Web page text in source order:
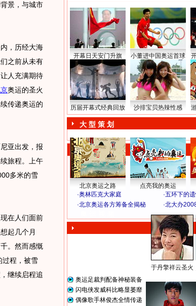
景，与城市
，历经大海
之前从未有
人充满期待
奥运的圣火
传递奥运的
亚出发，报
旅程。上午
多米的雪
在人们面前
起几个月
。然而感慨
过程，被雪
继续启程追
开幕日天安门升旗 小董进中国奥运首球
历届开幕式经典回放 沙排宝贝热辣性感
大 型 策 划
北京奥运之路 点亮我的奥运
·奥林匹克大家庭 ·五环下的
·北京奥运各方筹备全揭秘 ·北大办
于丹擎祥云圣火
奥运足裁判配备神秘装备
闪电侠发威科比略显萎靡
偶像歌手林俊杰全情传递